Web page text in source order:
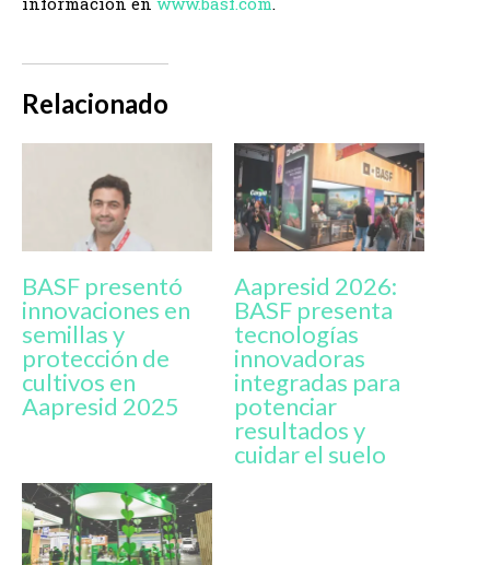
Relacionado
BASF presentó
innovaciones en
semillas y
protección de
cultivos en
Aapresid 2025
Aapresid 2026:
BASF presenta
tecnologías
innovadoras
integradas para
potenciar
resultados y
cuidar el suelo